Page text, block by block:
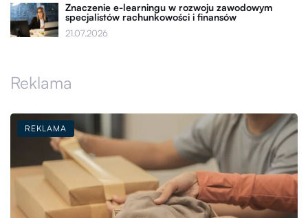
Znaczenie e-learningu w rozwoju zawodowym
specjalistów rachunkowości i finansów
21.07.2026
Reklama
REKLAMA